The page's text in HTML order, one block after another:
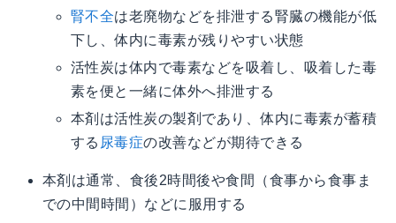
腎不全は老廃物などを排泄する腎臓の機能が低
下し、体内に毒素が残りやすい状態
活性炭は体内で毒素などを吸着し、吸着した毒
素を便と一緒に体外へ排泄する
本剤は活性炭の製剤であり、体内に毒素が蓄積
する 尿毒症の改善などが期待できる
本剤は通常、食後2時間後や食間（食事から食事ま
での中間時間）などに服用する